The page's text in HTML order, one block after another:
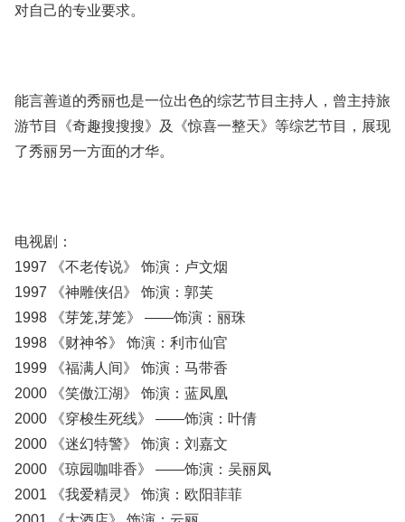
对自己的专业要求。
能言善道的秀丽也是一位出色的综艺节目主持人，曾主持旅
游节目《奇趣搜搜搜》及《惊喜一整天》等综艺节目，展现
了秀丽另一方面的才华。
电视剧：
1997 《不老传说》 饰演：卢文烟
1997 《神雕侠侣》 饰演：郭芙
1998 《芽笼,芽笼》 ——饰演：丽珠
1998 《财神爷》 饰演：利市仙官
1999 《福满人间》 饰演：马带香
2000 《笑傲江湖》 饰演：蓝凤凰
2000 《穿梭生死线》 ——饰演：叶倩
2000 《迷幻特警》 饰演：刘嘉文
2000 《琼园咖啡香》 ——饰演：吴丽凤
2001 《我爱精灵》 饰演：欧阳菲菲